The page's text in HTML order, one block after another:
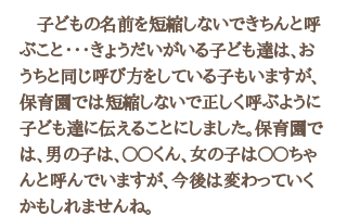
子どもの名前を短縮しないできちんと呼
ぶこと・・・きょうだいがいる子ども達は、お
うちと同じ呼び方をしている子もいますが、
保育園では短縮しないで正しく呼ぶように
子ども達に伝えることにしました。保育園で
は、男の子は、〇〇くん、女の子は〇〇ちゃ
んと呼んでいますが、今後は変わっていく
かもしれませんね。